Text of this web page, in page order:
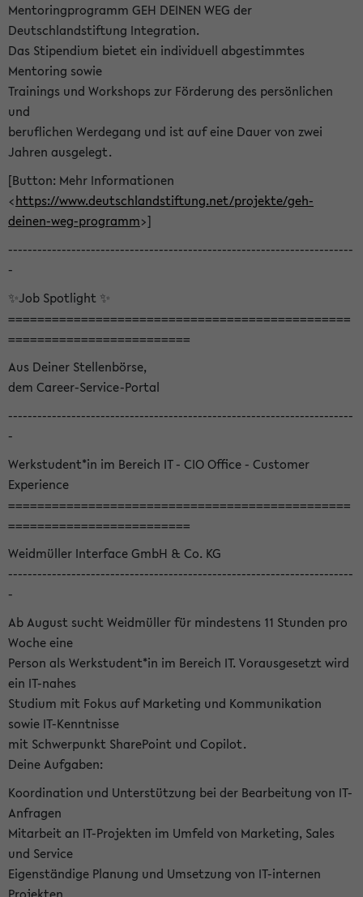
Mentoringprogramm GEH DEINEN WEG der
Deutschlandstiftung Integration.
Das Stipendium bietet ein individuell abgestimmtes
Mentoring sowie
Trainings und Workshops zur Förderung des persönlichen
und
beruflichen Werdegang und ist auf eine Dauer von zwei
Jahren ausgelegt.
[Button: Mehr Informationen
<https://www.deutschlandstiftung.net/projekte/geh-
deinen-weg-programm>]
-----------------------------------------------------------------------
-
✨Job Spotlight ✨
===============================================
=========================
Aus Deiner Stellenbörse,
dem Career-Service-Portal
-----------------------------------------------------------------------
-
Werkstudent*in im Bereich IT - CIO Office - Customer
Experience
===============================================
=========================
Weidmüller Interface GmbH & Co. KG
-----------------------------------------------------------------------
-
Ab August sucht Weidmüller für mindestens 11 Stunden pro
Woche eine
Person als Werkstudent*in im Bereich IT. Vorausgesetzt wird
ein IT-nahes
Studium mit Fokus auf Marketing und Kommunikation
sowie IT-Kenntnisse
mit Schwerpunkt SharePoint und Copilot.
Deine Aufgaben:
Koordination und Unterstützung bei der Bearbeitung von IT-
Anfragen
Mitarbeit an IT-Projekten im Umfeld von Marketing, Sales
und Service
Eigenständige Planung und Umsetzung von IT-internen